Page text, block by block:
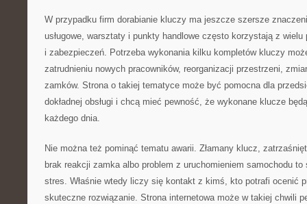
W przypadku firm dorabianie kluczy ma jeszcze szersze
usługowe, warsztaty i punkty handlowe często korzystają z
i zabezpieczeń. Potrzeba wykonania kilku kompletów kluczy
zatrudnieniu nowych pracowników, reorganizacji przestrzeni,
zamków. Strona o takiej tematyce może być pomocna dla
dokładnej obsługi i chcą mieć pewność, że wykonane klucze
każdego dnia.
Nie można też pominąć tematu awarii. Złamany klucz,
brak reakcji zamka albo problem z uruchomieniem samochodu to
stres. Właśnie wtedy liczy się kontakt z kimś, kto potrafi ocenić
skuteczne rozwiązanie. Strona internetowa może w takiej chwili